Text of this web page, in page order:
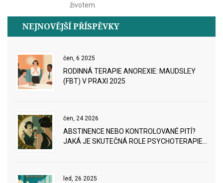
životem.
NEJNOVĚJŠÍ PŘÍSPĚVKY
čen, 6 2025
RODINNÁ TERAPIE ANOREXIE: MAUDSLEY
(FBT) V PRAXI 2025
čen, 24 2026
ABSTINENCE NEBO KONTROLOVANÉ PITÍ?
JAKÁ JE SKUTEČNÁ ROLE PSYCHOTERAPIE
led, 26 2025